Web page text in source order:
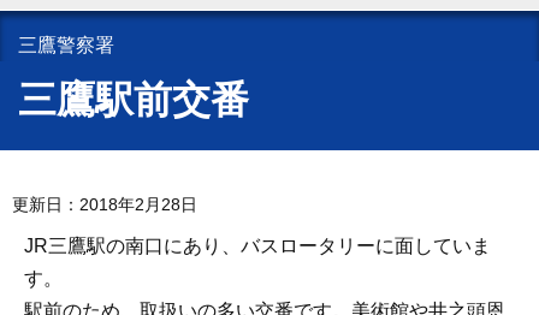
三鷹警察署
三鷹駅前交番
更新日：2018年2月28日
JR三鷹駅の南口にあり、バスロータリーに面していま
す。
駅前のため、取扱いの多い交番です。美術館や井之頭恩